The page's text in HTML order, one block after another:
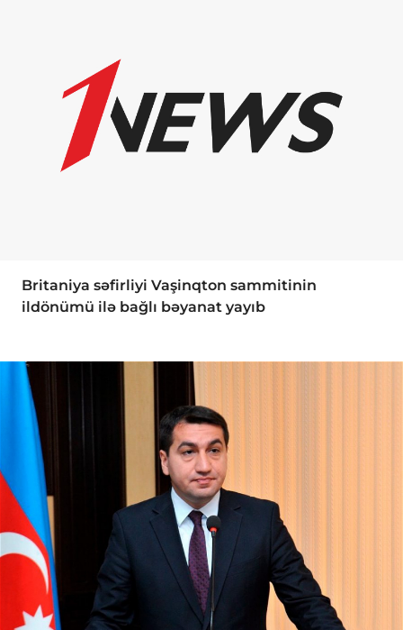
Britaniya səfirliyi Vaşinqton sammitinin
ildönümü ilə bağlı bəyanat yayıb